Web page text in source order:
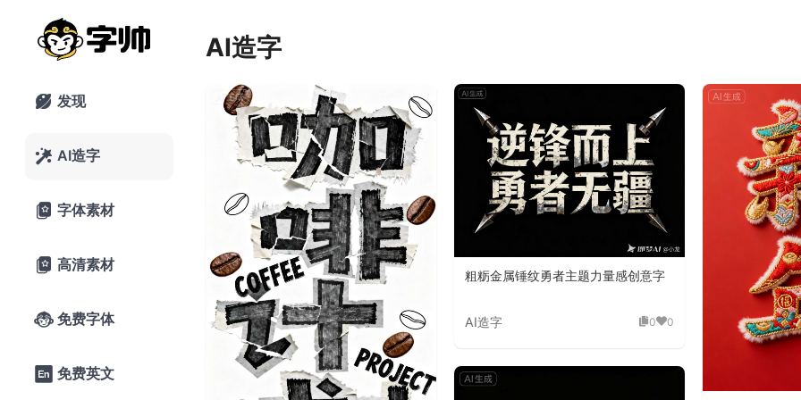
 发现
 AI造字
 字体素材
 高清素材
 免费字体
 免费英文
AI造字
粗粝金属锤纹勇者主题力量感创意字
AI造字 0 0